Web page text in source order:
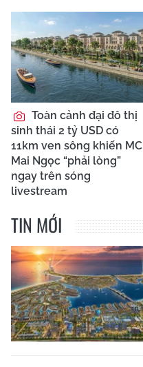
Toàn cảnh đại đô thị
sinh thái 2 tỷ USD có
11km ven sông khiến MC
Mai Ngọc “phải lòng”
ngay trên sóng
livestream
TIN MỚI